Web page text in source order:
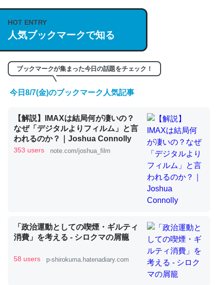
説してる記事が少ないので貴重な良記事。/続編来た
https://isobe324649.hatenablog.com/entry/2023/03/27
/064121
─GPTの仕組みと限界についての考察（１） - conceptualization
くらい。小説でいう「ずっと前の伏線」は回収されないけ
ど、短期記憶というには多い分量。進化すればするほど分
かりやすく強くなりそう
昆虫ってカルシウム少ないのか。知らんかった。調べたら
コオロギのカルシウム分はエビの600分の1程度。
─ニュース :: 【研究発表】昆虫学の大問題＝「昆虫はなぜ海にいな
いのか」に関する新仮説
HOT ENTRY
人気ブックマークで知る
ブックマークが集まった今日の話題をチェック！
今日8/7(金)のブックマーク人気記事
【解説】IMAXは結局何が凄いの？
なぜ「デジタルよりフィルム」と言
われるのか？｜Joshua Connolly
353 users note.com/joshua_film
「政治運動としての喫煙・ギルティ
消費」を考える - シロクマの屑籠
58 users p-shirokuma.hatenadiary.com